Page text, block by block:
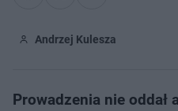
Andrzej Kulesza
Prowadzenia nie oddał